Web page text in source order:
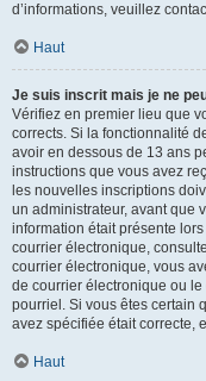
d’informations, veuillez
Haut
Je suis inscrit mais je ne
Vérifiez en premier lieu que
corrects. Si la fonctionnalité
avoir en dessous de 13 ans
instructions que vous avez
les nouvelles inscriptions
un administrateur, avant que
information était présente
courrier électronique,
courrier électronique, vous
de courrier électronique ou
pourriel. Si vous êtes certain
avez spécifiée était correcte,
Haut